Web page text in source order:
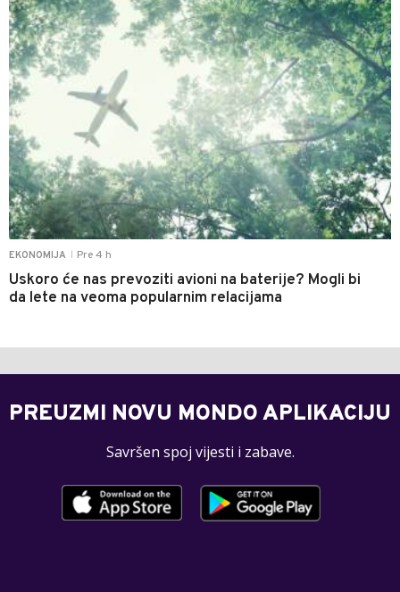
EKONOMIJA Pre 4 h
Uskoro će nas prevoziti avioni na baterije? Mogli bi
da lete na veoma popularnim relacijama
PREUZMI NOVU MONDO APLIKACIJU
Savršen spoj vijesti i zabave.